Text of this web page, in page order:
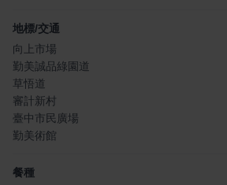
地標/交通
向上市場
勤美誠品綠園道
草悟道
審計新村
臺中市民廣場
勤美術館
餐種